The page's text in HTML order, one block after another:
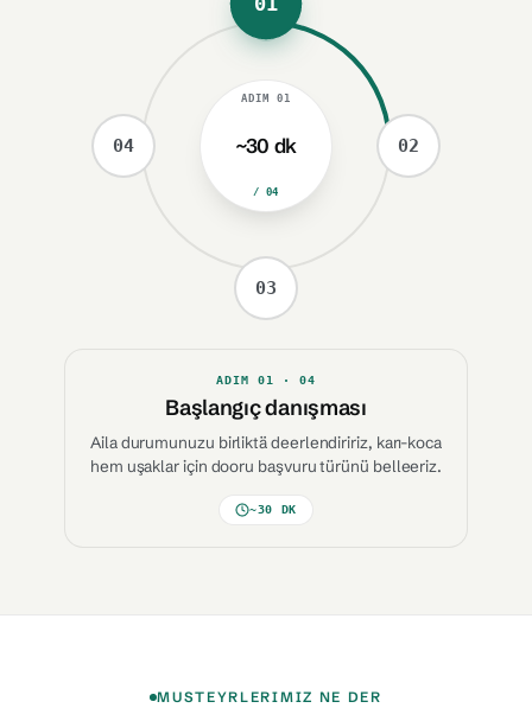
ADIM01
~30 dk
/ 04
02
03
04
ADIM 01 · 04
Başlangıç danışması
Aila durumunuzu birliktä deerlendiririz, karı-koca
hem uşaklar için dooru başvuru türünü belleeriz.
~30 DK
MUSTEYRLERIMIZ NE DER